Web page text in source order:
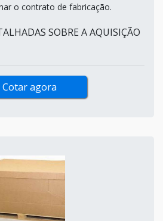
o contrato de fabricação.
SOBRE A AQUISIÇÃO
Cotar agora